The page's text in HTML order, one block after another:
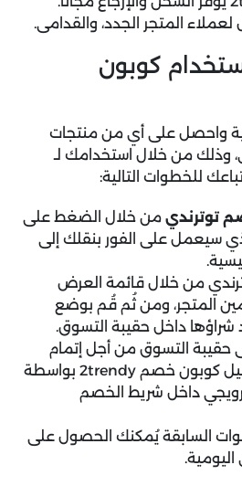
المتجر الجدد، والقدامى.
كوبون
واحصل على أي من منتجات
وذلك من خلال استخدامك لـ
للخطوات التالية:
توترندي من خلال الضغط على
سيعمل على الفور بنقلك إلى
من خلال قائمة العرض
المتجر، ومن ثُم قُم بوضع
شراؤها داخل حقيبة التسوق.
حقيبة التسوق من أجل إتمام
طلب الشراء، وتفعيل كوبون خصم 2trendy بواسطة
داخل شريط الخصم
السابقة يُمكنك الحصول على